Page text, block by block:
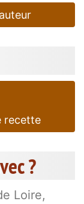
recette
?
Loire,